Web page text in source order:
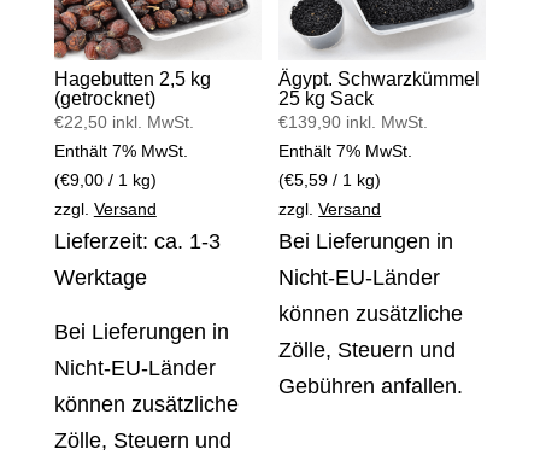
Hagebutten 2,5 kg
(getrocknet)
€22,50 inkl. MwSt.
Enthält 7% MwSt.
(€9,00/ 1 kg)
zzgl. Versand
Lieferzeit: ca. 1-3
Werktage
Bei Lieferungen in
Nicht-EU-Länder
können zusätzliche
Zölle, Steuern und
Ägypt. Schwarzkümmel
25 kg Sack
€139,90 inkl. MwSt.
Enthält 7% MwSt.
(€5,59 / 1 kg)
zzgl.Versand
Bei Lieferungen in
Nicht-EU-Länder
können zusätzliche
Zölle, Steuern und
Gebühren anfallen.